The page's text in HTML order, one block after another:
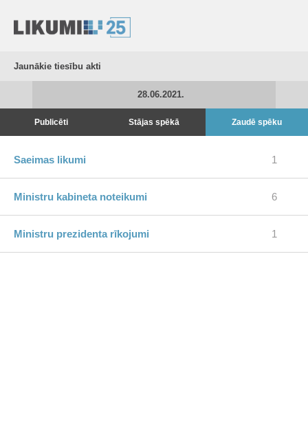
Jaunākie tiesību akti
28.06.2021.
Publicēti Stājas spēkā Zaudē spēku
Saeimas likumi 1
Ministru kabineta noteikumi 6
Ministru prezidenta rīkojumi 1